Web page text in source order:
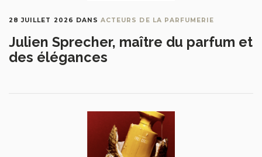
28 JUILLET 2026 DANSACTEURS DE LA PARFUMERIE
Julien Sprecher, maître du parfum et
des élégances